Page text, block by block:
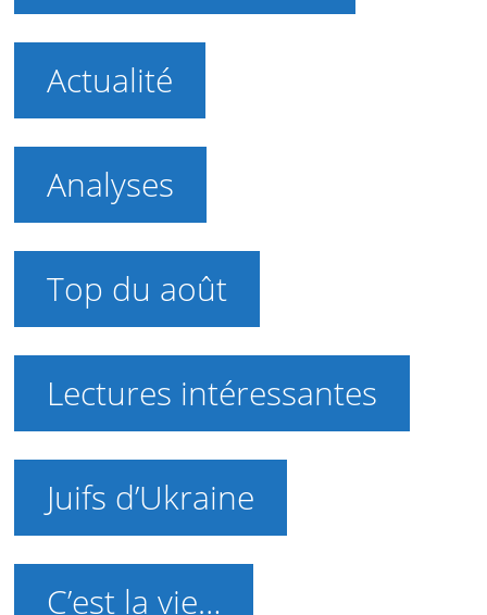
Actualité
Analyses
Top du août
Lectures intéressantes
Juifs d’Ukraine
C’est la vie…